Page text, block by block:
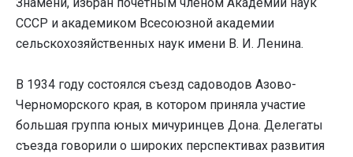
СССР и академиком Всесоюзной академии
сельскохозяйственных наук имени В. И. Ленина.
В 1934 году состоялся съезд садоводов Азово-
Черноморского края, в котором приняла участие
большая группа юных мичуринцев Дона. Делегаты
съезда говорили о широких перспективах развития